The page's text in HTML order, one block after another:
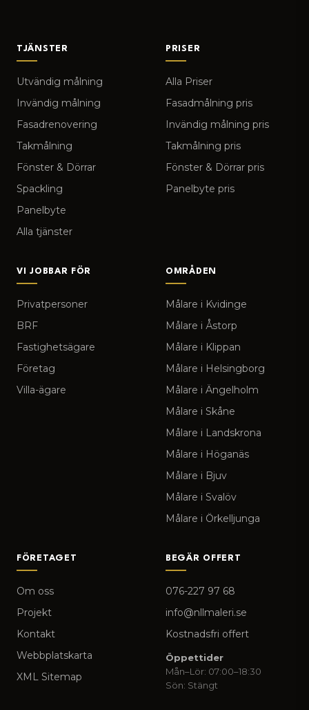
TJÄNSTER
Utvändig målning
Invändig målning
Fasadrenovering
Takmålning
Fönster & Dörrar
Spackling
Panelbyte
Alla tjänster
PRISER
Alla Priser
Fasadmålning pris
Invändig målning pris
Takmålning pris
Fönster & Dörrar pris
Panelbyte pris
VI JOBBAR FÖR
Privatpersoner
BRF
Fastighetsägare
Företag
Villa-ägare
OMRÅDEN
Målare i Kvidinge
Målare i Åstorp
Målare i Klippan
Målare i Helsingborg
Målare i Ängelholm
Målare i Skåne
Målare i Landskrona
Målare i Höganäs
Målare i Bjuv
Målare i Svalöv
Målare i Örkelljunga
FÖRETAGET
Om oss
Projekt
Kontakt
Webbplatskarta
XML Sitemap
BEGÄR OFFERT
076-227 97 68
info@nllmaleri.se
Kostnadsfri offert
Öppettider
Mån–Lör: 07:00–18:30
Sön: Stängt